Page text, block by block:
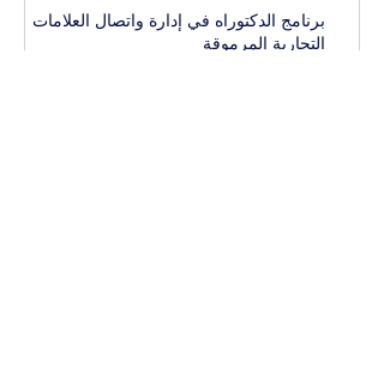
برنامج الدكتوراه في إدارة واتصال العلامات
التجارية المرموقة